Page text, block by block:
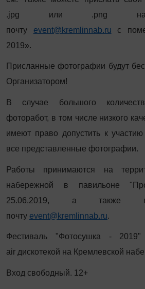
.jpg или .png на
почту event@kremlinnab.ru с
2019».
Присланные фотографии будут
Организатором!
В случае большого
фоторабот, в том числе низкого
имеют право допустить к
все представленные фотографии.
Работы принимаются на
набережной в павильоне
25.06.2019, а также
почту event@kremlinnab.ru.
Фестиваль "Фотосушка - 2019"
air дискотекой на Кремлевской
Вход свободный. 12+